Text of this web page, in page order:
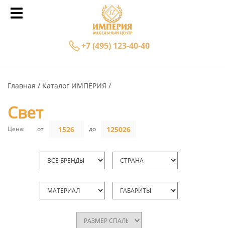
+7 (495) 123-40-40
Главная Каталог ИМПЕРИЯ
Свет
Цена: от до